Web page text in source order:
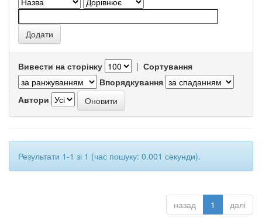
Вивести на сторінку | Сортування
Впорядкування
Автори
Результати 1-1 зі 1 (час пошуку: 0.001 секунди).
назад 1 далі